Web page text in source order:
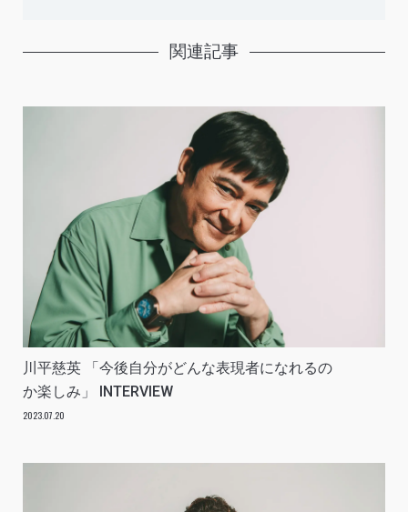
関連記事
川平慈英 「今後自分がどんな表現者になれるの
か楽しみ」 INTERVIEW
2023.07.20